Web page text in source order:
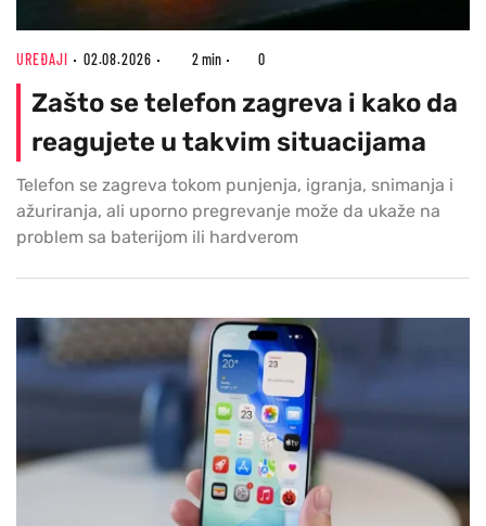
UREĐAJI 02.08.2026 2 min 0
Zašto se telefon zagreva i kako da
reagujete u takvim situacijama
Telefon se zagreva tokom punjenja, igranja, snimanja i
ažuriranja, ali uporno pregrevanje može da ukaže na
problem sa baterijom ili hardverom